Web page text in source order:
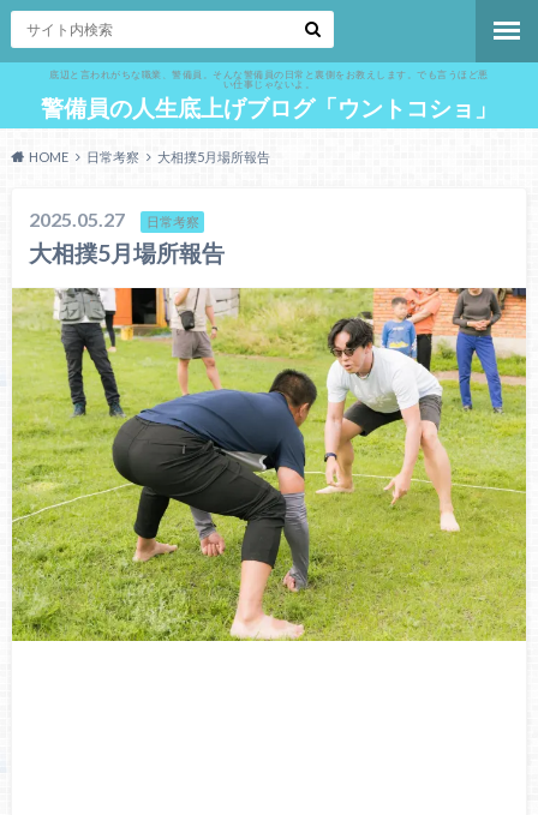
底辺と言われがちな職業、警備員。そんな警備員の日常と裏側をお教えします。でも言うほど悪
い仕事じゃないよ。
警備員の人生底上げブログ「ウントコショ」
HOME 日常考察 大相撲5月場所報告
2025.05.27 日常考察
大相撲5月場所報告